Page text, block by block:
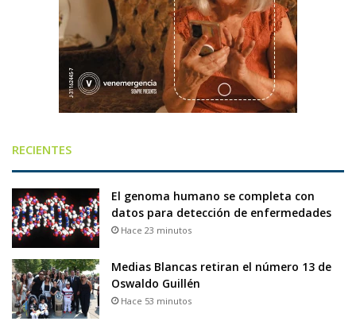
RECIENTES
El genoma humano se completa con
datos para detección de enfermedades
Hace 23 minutos
Medias Blancas retiran el número 13 de
Oswaldo Guillén
Hace 53 minutos